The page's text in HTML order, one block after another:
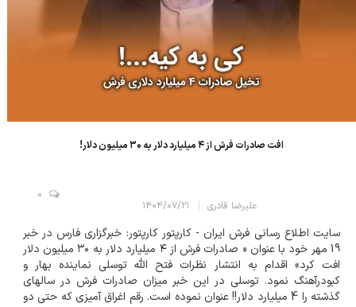
افت صادرات فرش از ۴ میلیارد دلار به ۳۰ میلیون دلار!
علیرضا قادری ۱۴۰۴/۰۷/۲۱
0
سایت اطلاع رسانی فرش ایران - کارپتور کارپتور: خبرگزاری فارس در خبر
19 مهر خود با عنوان « صادرات فرش از ۴ میلیارد دلار به ۳۰ میلیون دلار
افت کرد» اقدام به انتشار نظرات فتح الله توسلی نماینده بهار و
کبودرآهنگ نمود. توسلی در این خبر میزان صادرات فرش در سالهای
گذشته را 4 میلیارد دلار!! عنوان نموده است. رقم اغراق آمیزی که حتی دو